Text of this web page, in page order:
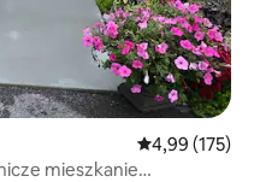
Średnia
4,99 (175)
mieszkanie